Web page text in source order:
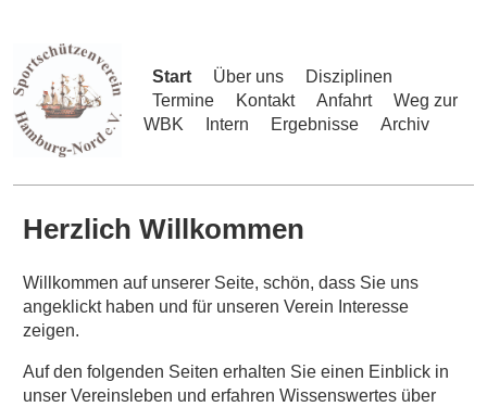
Start Über uns
Disziplinen
Termine
Kontakt Anfahrt
Weg zur
WBK
Intern Ergebnisse Archiv
Herzlich Willkommen
Willkommen auf unserer Seite, schön, dass Sie uns
angeklickt haben und für unseren Verein Interesse
zeigen.
Auf den folgenden Seiten erhalten Sie einen Einblick in
unser Vereinsleben und erfahren Wissenswertes über